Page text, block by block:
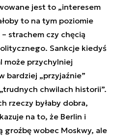
jest to „interesem
to na tym poziomie
strachem czy chęcią
Sankcje kiedyś
może przychylniej
bardziej „przyjaźnie”
chwilach historii”.
rzeczy byłaby dobra,
na to, że Berlin i
groźbę wobec Moskwy, ale